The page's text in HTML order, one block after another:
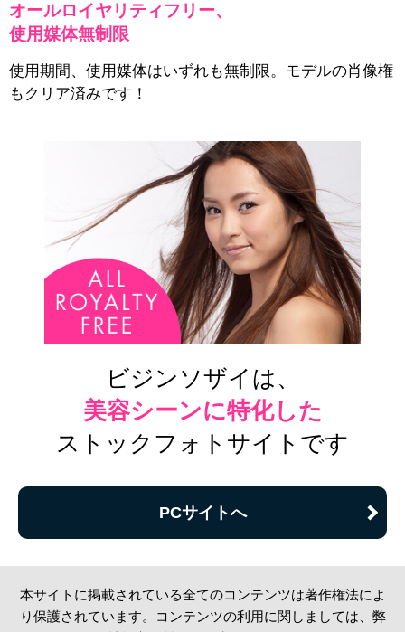
オールロイヤリティフリー、
使用媒体無制限
使用期間、使用媒体はいずれも無制限。モデルの肖像権
もクリア済みです！
ビジンソザイは、
美容シーンに特化した
ストックフォトサイトです
PCサイトへ
本サイトに掲載されている全てのコンテンツは著作権法によ
り保護されています。コンテンツの利用に関しましては、弊